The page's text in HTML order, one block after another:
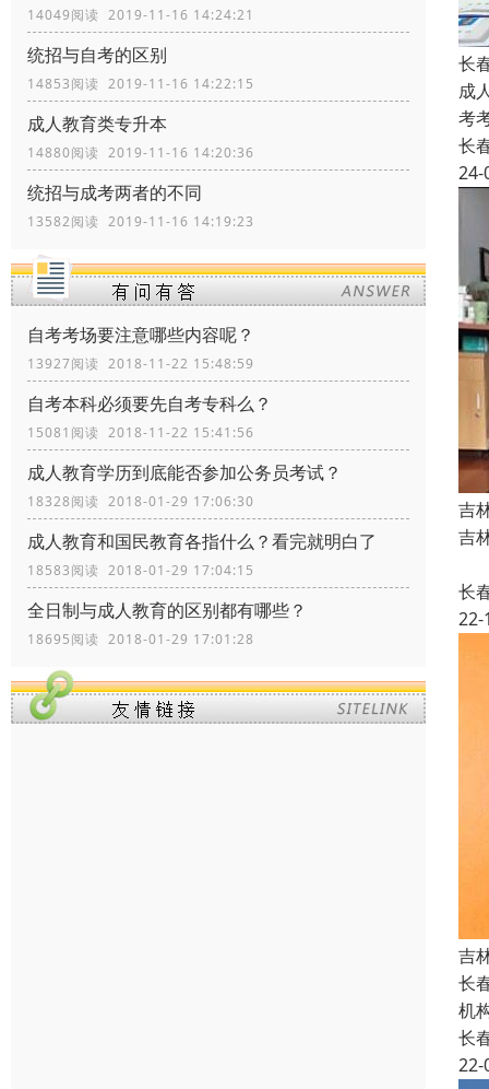
14049阅读 2019-11-16 14:24:21
统招与自考的区别
14853阅读 2019-11-16 14:22:15
成人教育类专升本
14880阅读 2019-11-16 14:20:36
统招与成考两者的不同
13582阅读 2019-11-16 14:19:23
自考考场要注意哪些内容呢？
13927阅读 2018-11-22 15:48:59
自考本科必须要先自考专科么？
15081阅读 2018-11-22 15:41:56
成人教育学历到底能否参加公务员考试？
18328阅读 2018-01-29 17:06:30
成人教育和国民教育各指什么？看完就明白了
18583阅读 2018-01-29 17:04:15
全日制与成人教育的区别都有哪些？
18695阅读 2018-01-29 17:01:28
长
成
考
长
24-
吉
吉
长
22-
吉
长
机
长
22-